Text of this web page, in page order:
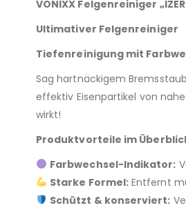
VONIXX Felgenreiniger
Ultimativer Felgenreiniger
Tiefenreinigung mit
Sag hartnäckigem
effektiv Eisenpartikel von
wirkt!
Produktvorteile im
Farbwechsel-Indikator:
Starke Formel: Entfernt
Schützt & konserviert: